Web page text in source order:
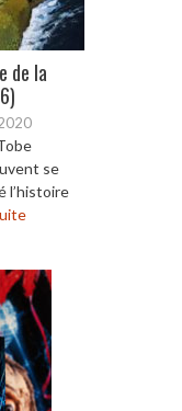
de la
se
l’histoire